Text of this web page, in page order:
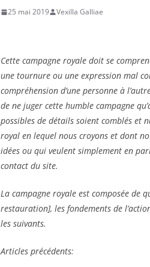
25 mai 2019 Vexilla Galliae
Cette campagne royale doit se
une tournure ou une expression mal
compréhension d’une personne à
de ne juger cette humble campagne
possibles de détails soient comblés et
royal en lequel nous croyons et dont
idées ou qui veulent simplement en
contact du site.
La campagne royale est composée de
restauration], les fondements de
les suivants.
Articles précédents: